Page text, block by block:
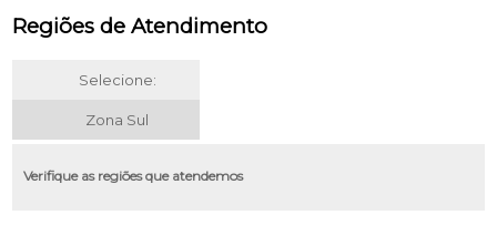
Regiões de Atendimento
Selecione:
Zona Sul
Verifique as regiões que atendemos